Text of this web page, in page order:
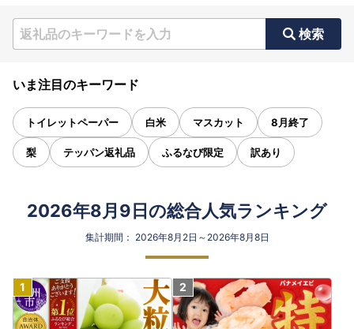
検索
いま注目のキーワード
トイレットペーパー 白米 マスカット 8月終了
梨 テッパン返礼品 ふるなび限定 訳あり
2026年8月9日の総合人気ランキング
集計期間： 2026年8月2日～2026年8月8日